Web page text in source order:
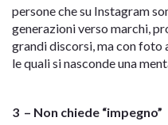
persone che su Instagram
generazioni verso marchi,
grandi discorsi, ma con
le quali si nasconde una
3 – Non chiede “impegno”